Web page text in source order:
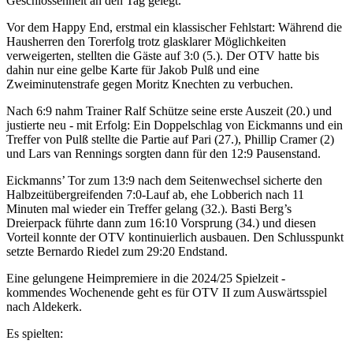
Vor dem Happy End, erstmal ein klassischer Fehlstart: Während die
Hausherren den Torerfolg trotz glasklarer Möglichkeiten
verweigerten, stellten die Gäste auf 3:0 (5.). Der OTV hatte bis
dahin nur eine gelbe Karte für Jakob Pulß und eine
Zweiminutenstrafe gegen Moritz Knechten zu verbuchen.
Nach 6:9 nahm Trainer Ralf Schütze seine erste Auszeit (20.) und
justierte neu - mit Erfolg: Ein Doppelschlag von Eickmanns und ein
Treffer von Pulß stellte die Partie auf Pari (27.), Phillip Cramer (2)
und Lars van Rennings sorgten dann für den 12:9 Pausenstand.
Eickmanns’ Tor zum 13:9 nach dem Seitenwechsel sicherte den
Halbzeitübergreifenden 7:0-Lauf ab, ehe Lobberich nach 11
Minuten mal wieder ein Treffer gelang (32.). Basti Berg’s
Dreierpack führte dann zum 16:10 Vorsprung (34.) und diesen
Vorteil konnte der OTV kontinuierlich ausbauen. Den Schlusspunkt
setzte Bernardo Riedel zum 29:20 Endstand.
Eine gelungene Heimpremiere in die 2024/25 Spielzeit -
kommendes Wochenende geht es für OTV II zum Auswärtsspiel
nach Aldekerk.
Es spielten: